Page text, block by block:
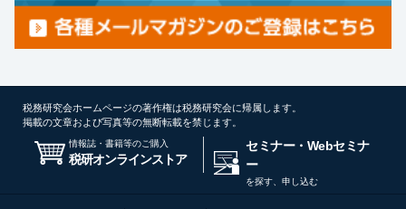
税務研究会ホームページの著作権は税務研究会に帰属します。
掲載の文章および写真等の無断転載を禁じます。
情報誌・書籍等のご購入
税研オンラインストア
セミナー・Webセミナ
ー
を探す、申し込む